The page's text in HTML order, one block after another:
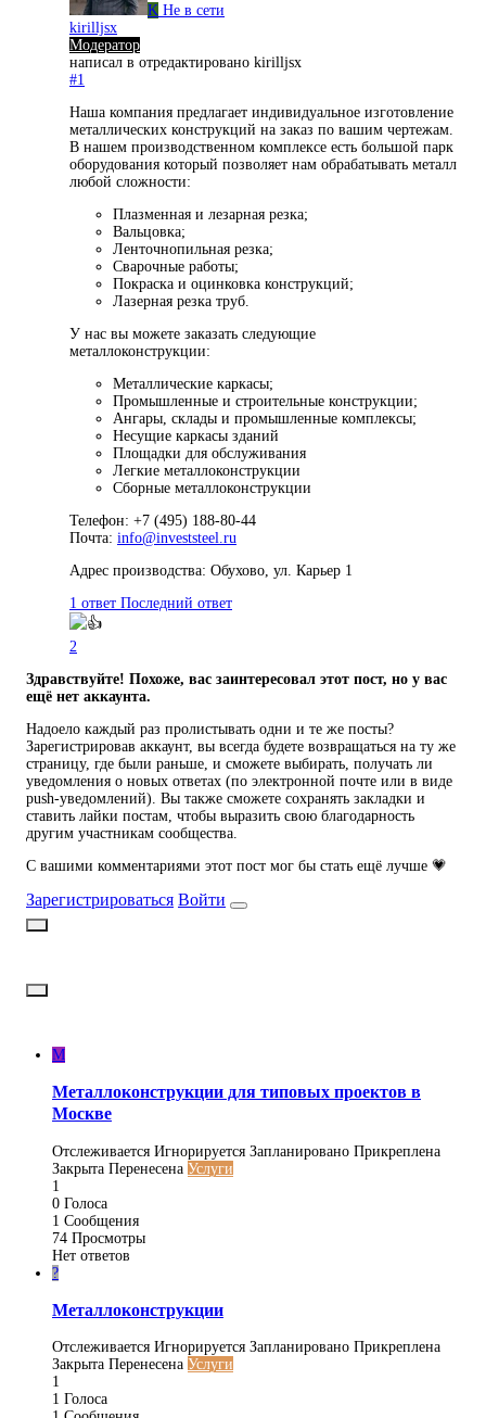
K Не в сети
kirilljsx
Модератор
написал в отредактировано kirilljsx
#1
Наша компания предлагает индивидуальное изготовление
металлических конструкций на заказ по вашим чертежам.
В нашем производственном комплексе есть большой парк
оборудования который позволяет нам обрабатывать металл
любой сложности:
Плазменная и лезарная резка;
Вальцовка;
Ленточнопильная резка;
Сварочные работы;
Покраска и оцинковка конструкций;
Лазерная резка труб.
У нас вы можете заказать следующие
металлоконструкции:
Металлические каркасы;
Промышленные и строительные конструкции;
Ангары, склады и промышленные комплексы;
Несущие каркасы зданий
Площадки для обслуживания
Легкие металлоконструкции
Сборные металлоконструкции
Телефон: +7 (495) 188-80-44
Почта: info@investsteel.ru
Адрес производства: Обухово, ул. Карьер 1
1 ответ Последний ответ
2
Здравствуйте! Похоже, вас заинтересовал этот пост, но у вас
ещё нет аккаунта.
Надоело каждый раз пролистывать одни и те же посты?
Зарегистрировав аккаунт, вы всегда будете возвращаться на ту же
страницу, где были раньше, и сможете выбирать, получать ли
уведомления о новых ответах (по электронной почте или в виде
push-уведомлений). Вы также сможете сохранять закладки и
ставить лайки постам, чтобы выразить свою благодарность
другим участникам сообщества.
С вашими комментариями этот пост мог бы стать ещё лучше 💗
Зарегистрироваться Войти
M
Металлоконструкции для типовых проектов в
Москве
Отслеживается Игнорируется Запланировано Прикреплена
Закрыта Перенесена Услуги
1
0 Голоса
1 Сообщения
74 Просмотры
Нет ответов
?
Металлоконструкции
Отслеживается Игнорируется Запланировано Прикреплена
Закрыта Перенесена Услуги
1
1 Голоса